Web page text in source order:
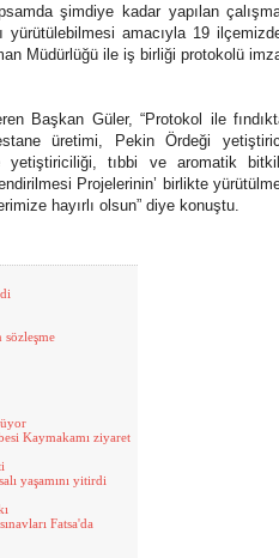
şimdiye kadar yapılan
yürütülebilmesi amacıyla 19
Müdürlüğü ile iş birliği protokolü
Başkan Güler, “Protokol ile
üretimi, Pekin Ördeği
tıbbi ve aromatik
Projelerinin’ birlikte
hayırlı olsun” diye konuştu.
sözleşme
Kaymakamı ziyaret
yaşamını yitirdi
Fatsa'da